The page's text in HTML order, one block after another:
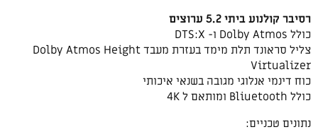
רסיבר קולנוע ביתי 5.2 ערוצים
כולל Dolby Atmos ו- DTS:X
צליל סראונד תלת מימד בעזרת מעבד Dolby Atmos Height
Virtualizer
כוח דינמי אנלוגי מגובה בשנאי איכותי
כולל Bliuetooth ומותאם ל 4K
נתונים טכניים: